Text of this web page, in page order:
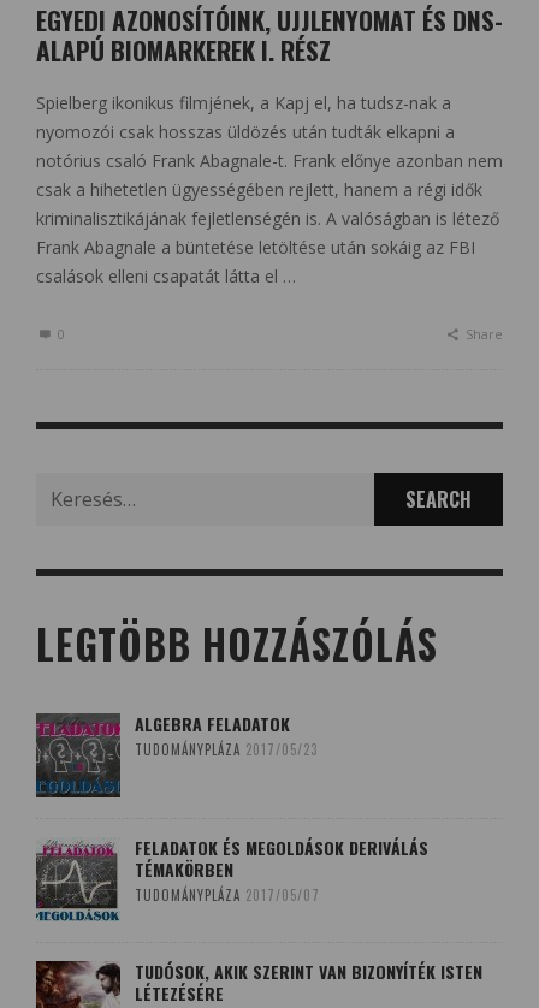
EGYEDI AZONOSÍTÓINK, UJJLENYOMAT ÉS DNS-
ALAPÚ BIOMARKEREK I. RÉSZ
Spielberg ikonikus filmjének, a Kapj el, ha tudsz-nak a
nyomozói csak hosszas üldözés után tudták elkapni a
notórius csaló Frank Abagnale-t. Frank előnye azonban nem
csak a hihetetlen ügyességében rejlett, hanem a régi idők
kriminalisztikájának fejletlenségén is. A valóságban is létező
Frank Abagnale a büntetése letöltése után sokáig az FBI
csalások elleni csapatát látta el …
0 Share
LEGTÖBB HOZZÁSZÓLÁS
ALGEBRA FELADATOK
TUDOMÁNYPLÁZA 2017/05/23
FELADATOK ÉS MEGOLDÁSOK DERIVÁLÁS
TÉMAKÖRBEN
TUDOMÁNYPLÁZA 2017/05/07
TUDÓSOK, AKIK SZERINT VAN BIZONYÍTÉK ISTEN
LÉTEZÉSÉRE